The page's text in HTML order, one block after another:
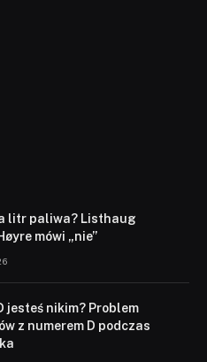
litr paliwa? Listhaug
mówi „nie”
jesteś nikim? Problem
z numerem D podczas